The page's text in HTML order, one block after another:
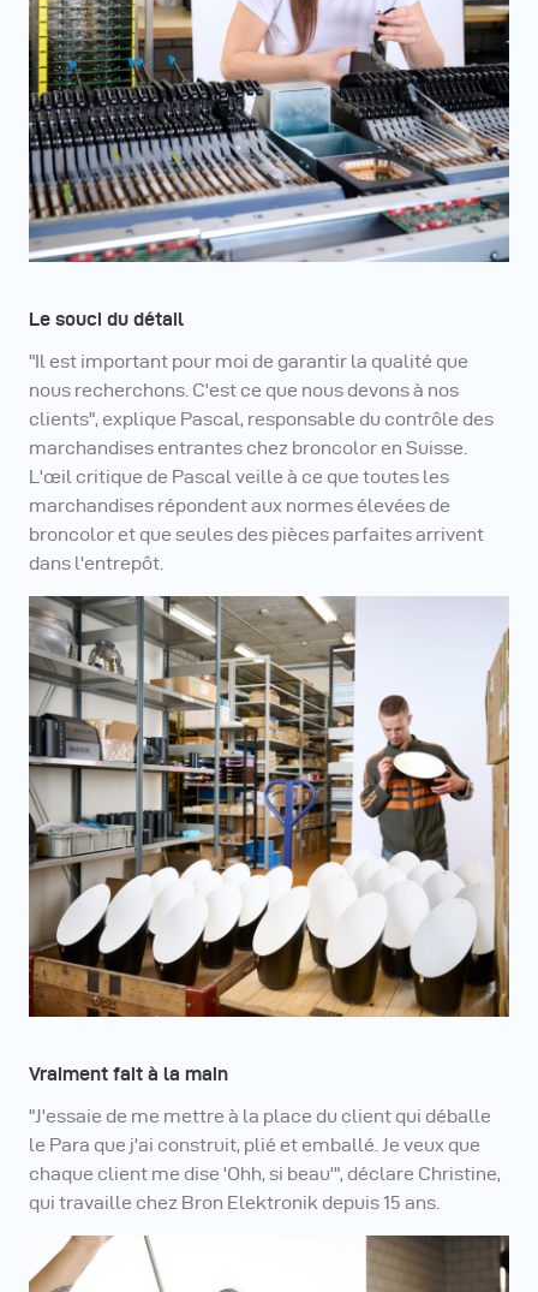
Le souci du détail
"Il est important pour moi de garantir la qualité que
nous recherchons. C'est ce que nous devons à nos
clients", explique Pascal, responsable du contrôle des
marchandises entrantes chez broncolor en Suisse.
L'œil critique de Pascal veille à ce que toutes les
marchandises répondent aux normes élevées de
broncolor et que seules des pièces parfaites arrivent
dans l'entrepôt.
Vraiment fait à la main
"J'essaie de me mettre à la place du client qui déballe
le Para que j'ai construit, plié et emballé. Je veux que
chaque client me dise 'Ohh, si beau'", déclare Christine,
qui travaille chez Bron Elektronik depuis 15 ans.